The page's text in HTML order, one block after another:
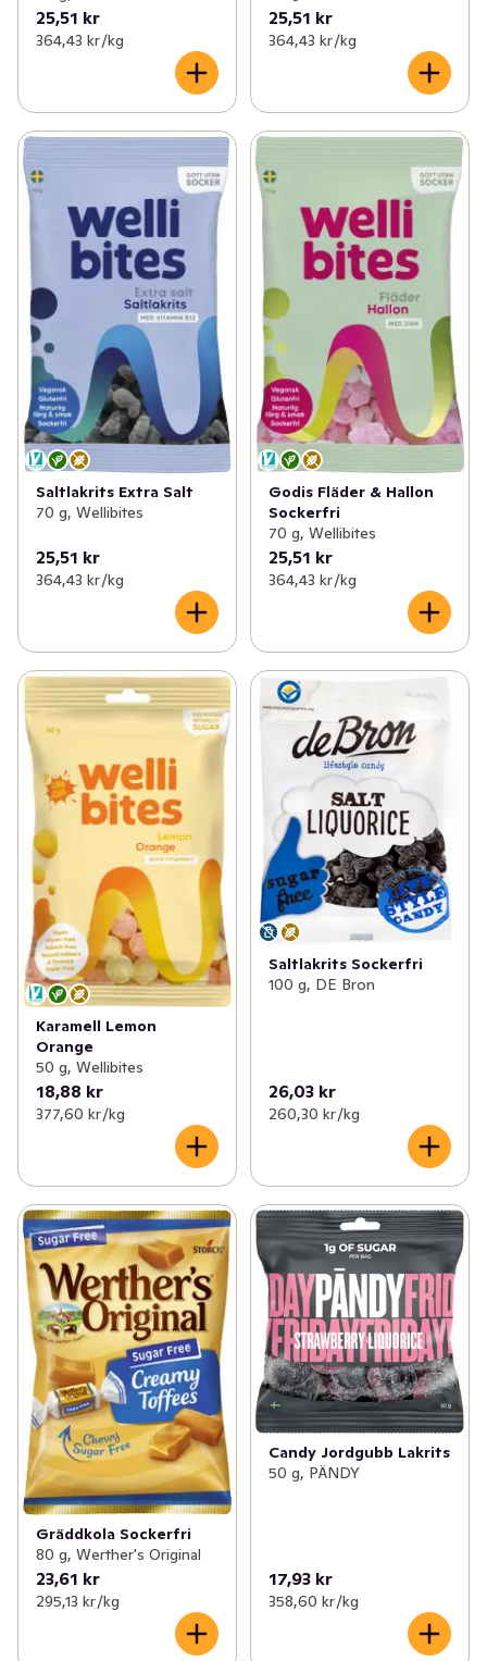
25,51 kr
364,43 kr /kg
25,51 kr
364,43 kr /kg
Saltlakrits Extra Salt
70 g, Wellibites
25,51 kr
364,43 kr /kg
Godis Fläder & Hallon
Sockerfri
70 g, Wellibites
25,51 kr
364,43 kr /kg
Karamell Lemon
Orange
50 g, Wellibites
18,88 kr
377,60 kr /kg
Saltlakrits Sockerfri
100 g, DE Bron
26,03 kr
260,30 kr /kg
Gräddkola Sockerfri
80 g, Werther's Original
23,61 kr
295,13 kr /kg
Candy Jordgubb Lakrits
50 g, PÄNDY
17,93 kr
358,60 kr /kg